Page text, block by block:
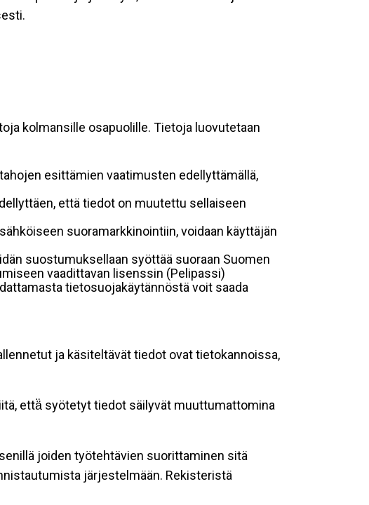
kolmansille osapuolille. Tietoja luovutetaan
esittämien vaatimusten edellyttämällä,
että tiedot on muutettu sellaiseen
suoramarkkinointiin, voidaan käyttäjän
suostumuksellaan syöttää suoraan Suomen
vaadittavan lisenssin (Pelipassi)
tietosuojakäytännöstä voit saada
ja käsiteltävät tiedot ovat tietokannoissa,
että̈ syötetyt tiedot säilyvät muuttumattomina
joiden työtehtävien suorittaminen sitä
järjestelmään. Rekisteristä